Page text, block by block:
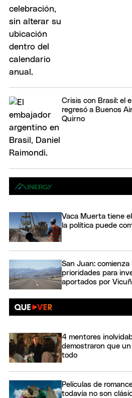
Crisis con Brasil: el
regresó a Buenos
Quirno
Vaca Muerta tiene
la política puede
San Juan:
prioridades para
aportados por
4 mentores
demostraron que
todo
Películas de
todavía no son